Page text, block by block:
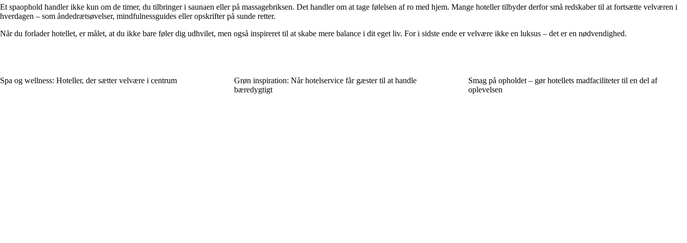
Et spaophold handler ikke kun om de timer, du tilbringer i saunaen eller på massagebriksen. Det handler om at tage følelsen af ro med hjem. Mange hoteller tilbyder derfor små redskaber til at fortsætte velværen i
hverdagen – som åndedrætsøvelser, mindfulnessguides eller opskrifter på sunde retter.
Når du forlader hotellet, er målet, at du ikke bare føler dig udhvilet, men også inspireret til at skabe mere balance i dit eget liv. For i sidste ende er velvære ikke en luksus – det er en nødvendighed.
Spa og wellness: Hoteller, der sætter velvære i centrum
Grøn inspiration: Når hotelservice får gæster til at handle
bæredygtigt
Smag på opholdet – gør hotellets madfaciliteter til en del af
oplevelsen